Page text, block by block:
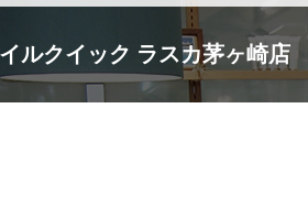
ルクイック ラスカ茅ヶ崎店